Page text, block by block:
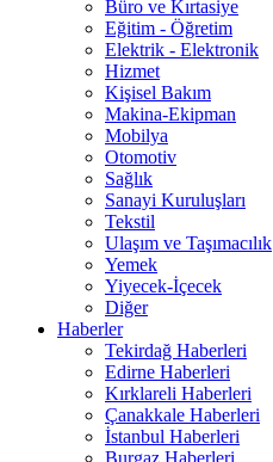
Büro ve Kırtasiye
Eğitim - Öğretim
Elektrik - Elektronik
Hizmet
Kişisel Bakım
Makina-Ekipman
Mobilya
Otomotiv
Sağlık
Sanayi Kuruluşları
Tekstil
Ulaşım ve Taşımacılık
Yemek
Yiyecek-İçecek
Diğer
Haberler
Tekirdağ Haberleri
Edirne Haberleri
Kırklareli Haberleri
Çanakkale Haberleri
İstanbul Haberleri
Burgaz Haberleri